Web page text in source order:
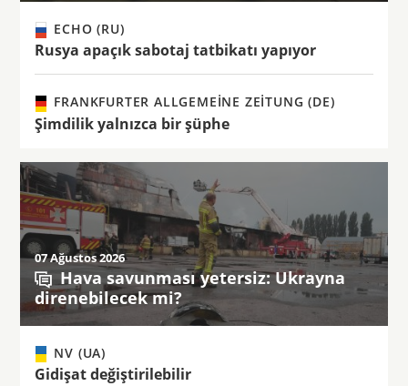
ECHO (RU)
Rusya apaçık sabotaj tatbikatı yapıyor
FRANKFURTER ALLGEMEINE ZEITUNG (DE)
Şimdilik yalnızca bir şüphe
07 Ağustos 2026
Hava savunması yetersiz: Ukrayna
direnebilecek mi?
NV (UA)
Gidişat değiştirilebilir